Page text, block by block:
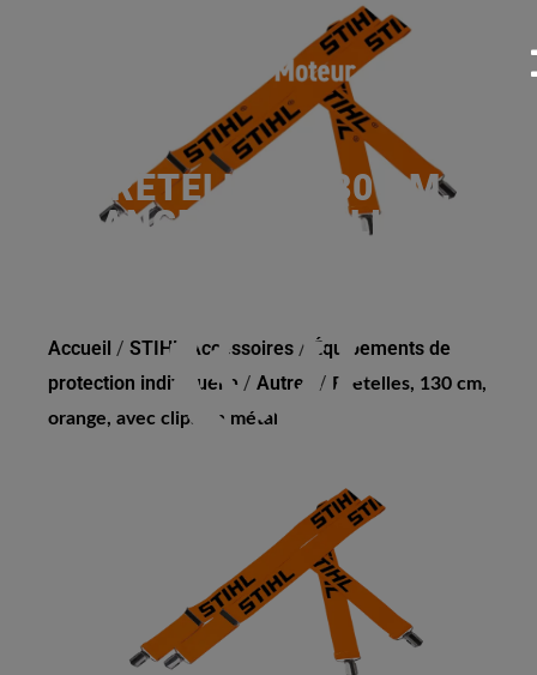
BRETELLES, 130 CM,
ORANGE, AVEC CLIPS EN
Accueil / STIHL Accessoires / Équipements de
protection individuelle / Autres / Bretelles, 130 cm,
orange, avec clips en métal